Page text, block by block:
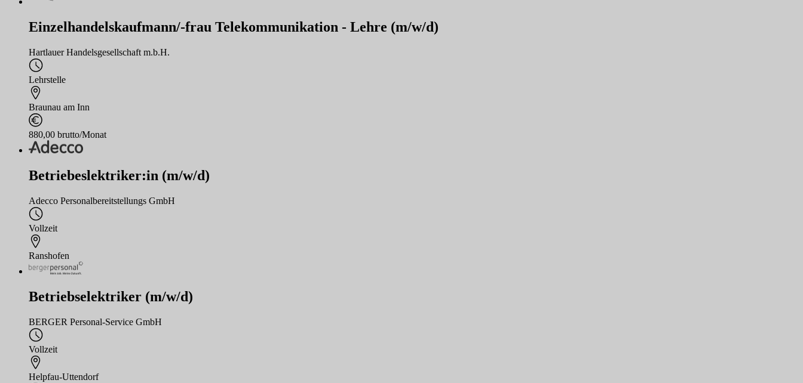
Einzelhandelskaufmann/-frau Telekommunikation - Lehre (m/w/d)
Hartlauer Handelsgesellschaft m.b.H.
Lehrstelle
Braunau am Inn
880,00 brutto/Monat
Betriebeslektriker:in (m/w/d)
Adecco Personalbereitstellungs GmbH
Vollzeit
Ranshofen
Betriebselektriker (m/w/d)
BERGER Personal-Service GmbH
Vollzeit
Helpfau-Uttendorf